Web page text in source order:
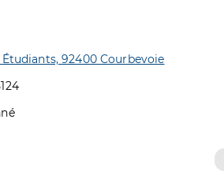
Étudiants, 92400 Courbevoie